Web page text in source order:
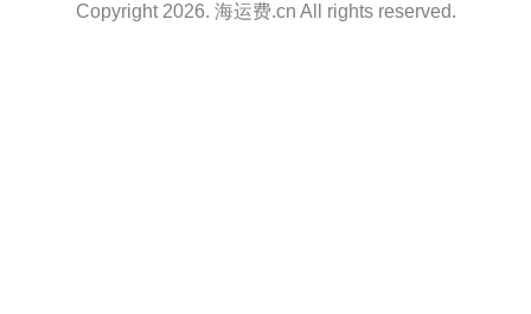
Copyright 2026. 海运费.cn All rights reserved.